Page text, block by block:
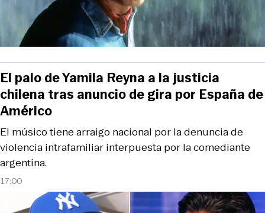
17:00
El músico tiene arraigo nacional por la denuncia de
violencia intrafamiliar interpuesta por la comediante
argentina.
El palo de Yamila Reyna a la justicia
chilena tras anuncio de gira por España de
Américo